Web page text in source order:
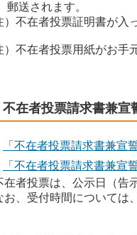
されます。
）不在者投票証明書が
）不在者投票用紙がお手
不在者投票請求書兼宣
「不在者投票請求書兼宣
「不在者投票請求書兼宣
者投票は、公示日（告
、受付時間については